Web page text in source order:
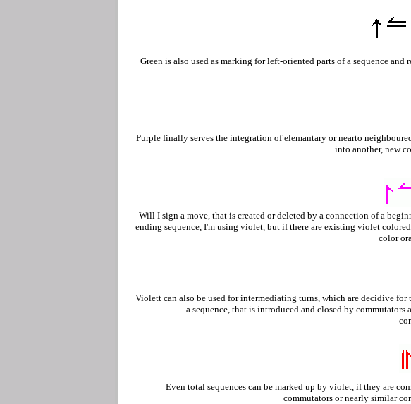
Green is also used as marking for left-oriented parts of a sequence and
Purple finally serves the integration of elemantary or nearto
into another, new
Will I sign a move, that is created or deleted by a connection of a
ending sequence, I'm using violet, but if there are existing violet
color
Violett can also be used for intermediating turns, which are decidive for
a sequence, that is introduced and closed by commutators
Even total sequences can be marked up by violet, if they are
commutators or nearly similar